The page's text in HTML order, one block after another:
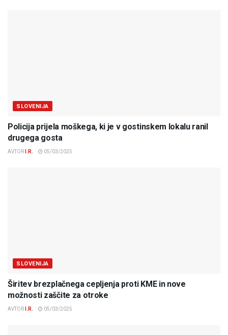
SLOVENIJA
Policija prijela moškega, ki je v gostinskem lokalu ranil
drugega gosta
AVTOR I.R. 05/03/2025
SLOVENIJA
Širitev brezplačnega cepljenja proti KME in nove
možnosti zaščite za otroke
AVTOR I.R. 05/03/2025